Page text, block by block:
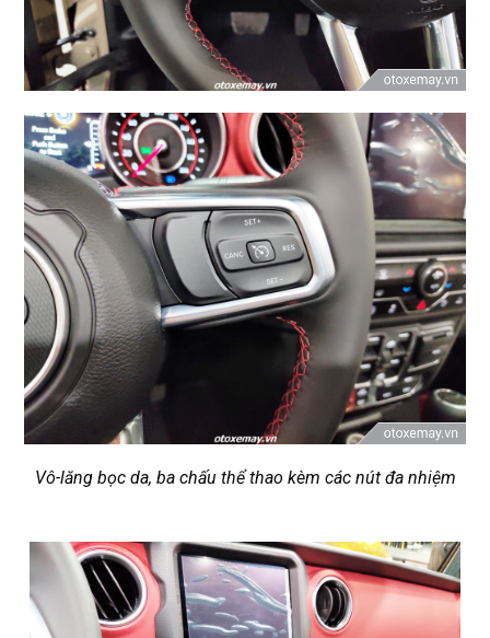
Vô-lăng bọc da, ba chấu thể thao kèm các nút đa nhiệm